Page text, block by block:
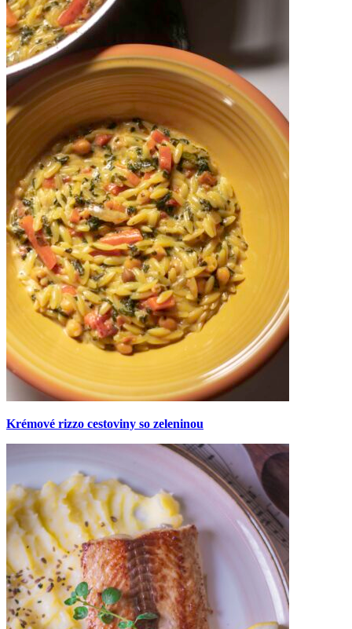
Krémové rizzo cestoviny so zeleninou